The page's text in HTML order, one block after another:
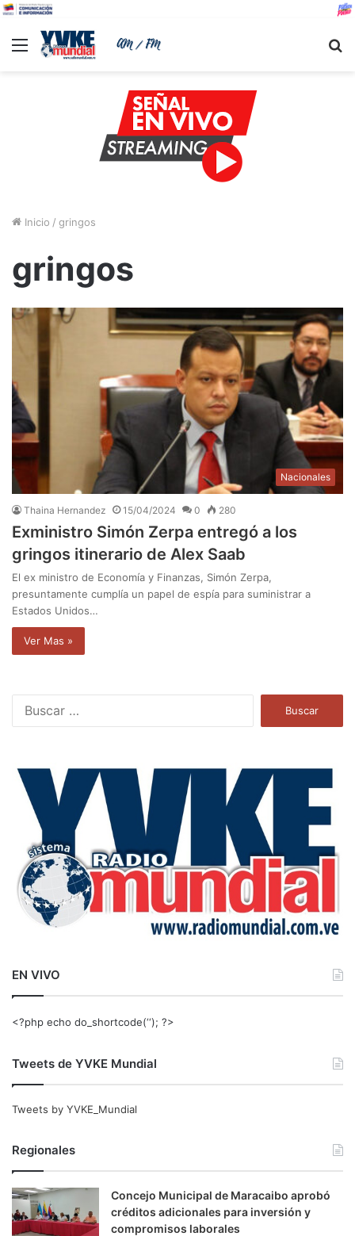
Menu
Inicio / gringos
gringos
Nacionales
Thaina Hernandez 15/04/2024 0 280
Exministro Simón Zerpa entregó a los
gringos itinerario de Alex Saab
El ex ministro de Economía y Finanzas, Simón Zerpa,
presuntamente cumplía un papel de espía para suministrar a
Estados Unidos…
Ver Mas »
a
EN VIVO
<?php echo do_shortcode(‘‘); ?>
Tweets de YVKE Mundial
Tweets by YVKE_Mundial
Regionales
Concejo Municipal de Maracaibo aprobó
créditos adicionales para inversión y
compromisos laborales